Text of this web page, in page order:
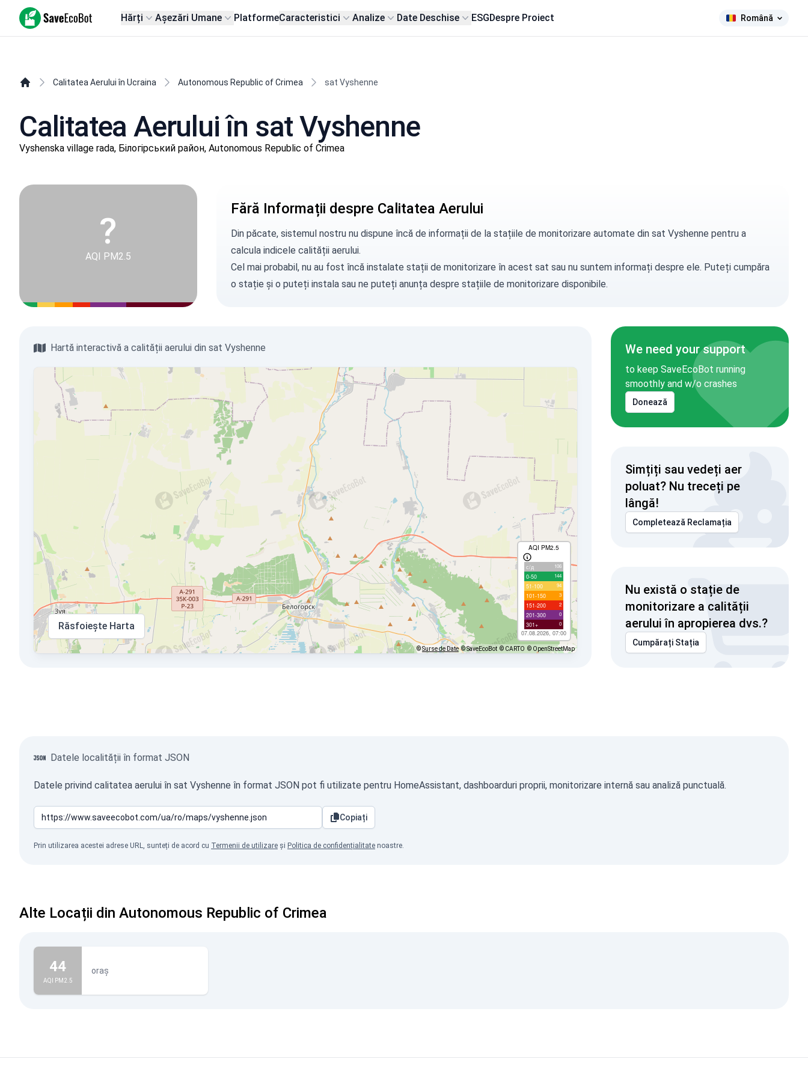
SaveEcoBot Hărți Așezări Umane PlatformeCaracteristici Analize Date Deschise ESGDespre Proiect Română
Calitatea Aerului în Ucraina Autonomous Republic of Crimea sat Vyshenne
Calitatea Aerului în sat Vyshenne
Vyshenska village rada, Білогірський район, Autonomous Republic of Crimea
?
AQI PM2.5
Fără Informații despre Calitatea Aerului
Din păcate, sistemul nostru nu dispune încă de informații de la stațiile de monitorizare automate din sat Vyshenne pentru a
calcula indicele calității aerului.
Cel mai probabil, nu au fost încă instalate stații de monitorizare în acest sat sau nu suntem informați despre ele. Puteți cumpăra
o stație și o puteți instala sau ne puteți anunțadespre stațiile de monitorizare disponibile.
Hartă interactivă a calității aerului din sat Vyshenne
AQI PM2.5
с/д 106
0-50 144
51-100 94
101-150 3
151-200 2
201-300 0
301+ 0
07.08.2026, 07:00
Răsfoiește Harta
©Surse de Date © SaveEcoBot © CARTO © OpenStreetMap
We need your support
to keep SaveEcoBot running
smoothly and w/o crashes
Donează
Simțiți sau vedeți aer
poluat? Nu treceți pe
lângă!
Completează Reclamația
Nu există o stație de
monitorizare a calității
aerului în apropierea dvs.?
Cumpărați Stația
Datele localității în format JSON
Datele privind calitatea aerului în sat Vyshenne în format JSON pot fi utilizate pentru HomeAssistant, dashboarduri proprii, monitorizare internă sau analiză punctuală.
Copiați
Prin utilizarea acestei adrese URL, sunteți de acord cu Termenii de utilizare și Politica de confidențialitate noastre.
Alte Locații din Autonomous Republic of Crimea
44
AQI PM2.5
oraș